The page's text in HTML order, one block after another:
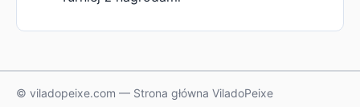
© viladopeixe.com — Strona główna ViladoPeixe